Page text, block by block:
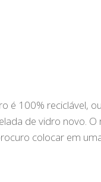
é 100% reciclável,
de vidro novo.
colocar em